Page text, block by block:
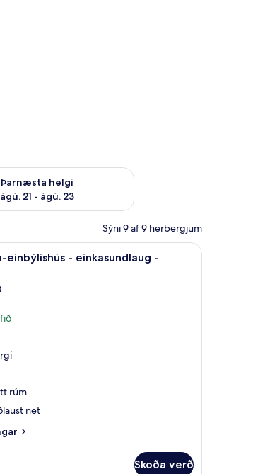
Þarnæsta helgi
ágú. 21 - ágú. 23
þarnæstu helgi ágú. 21 - ágú. 23
Sýni 9 af 9 herbergjum
gerð, dúnsængurStórt Premium-einbýlishús -
einbýlishús - einkasundlaug -
rúm
net
Skoða verð